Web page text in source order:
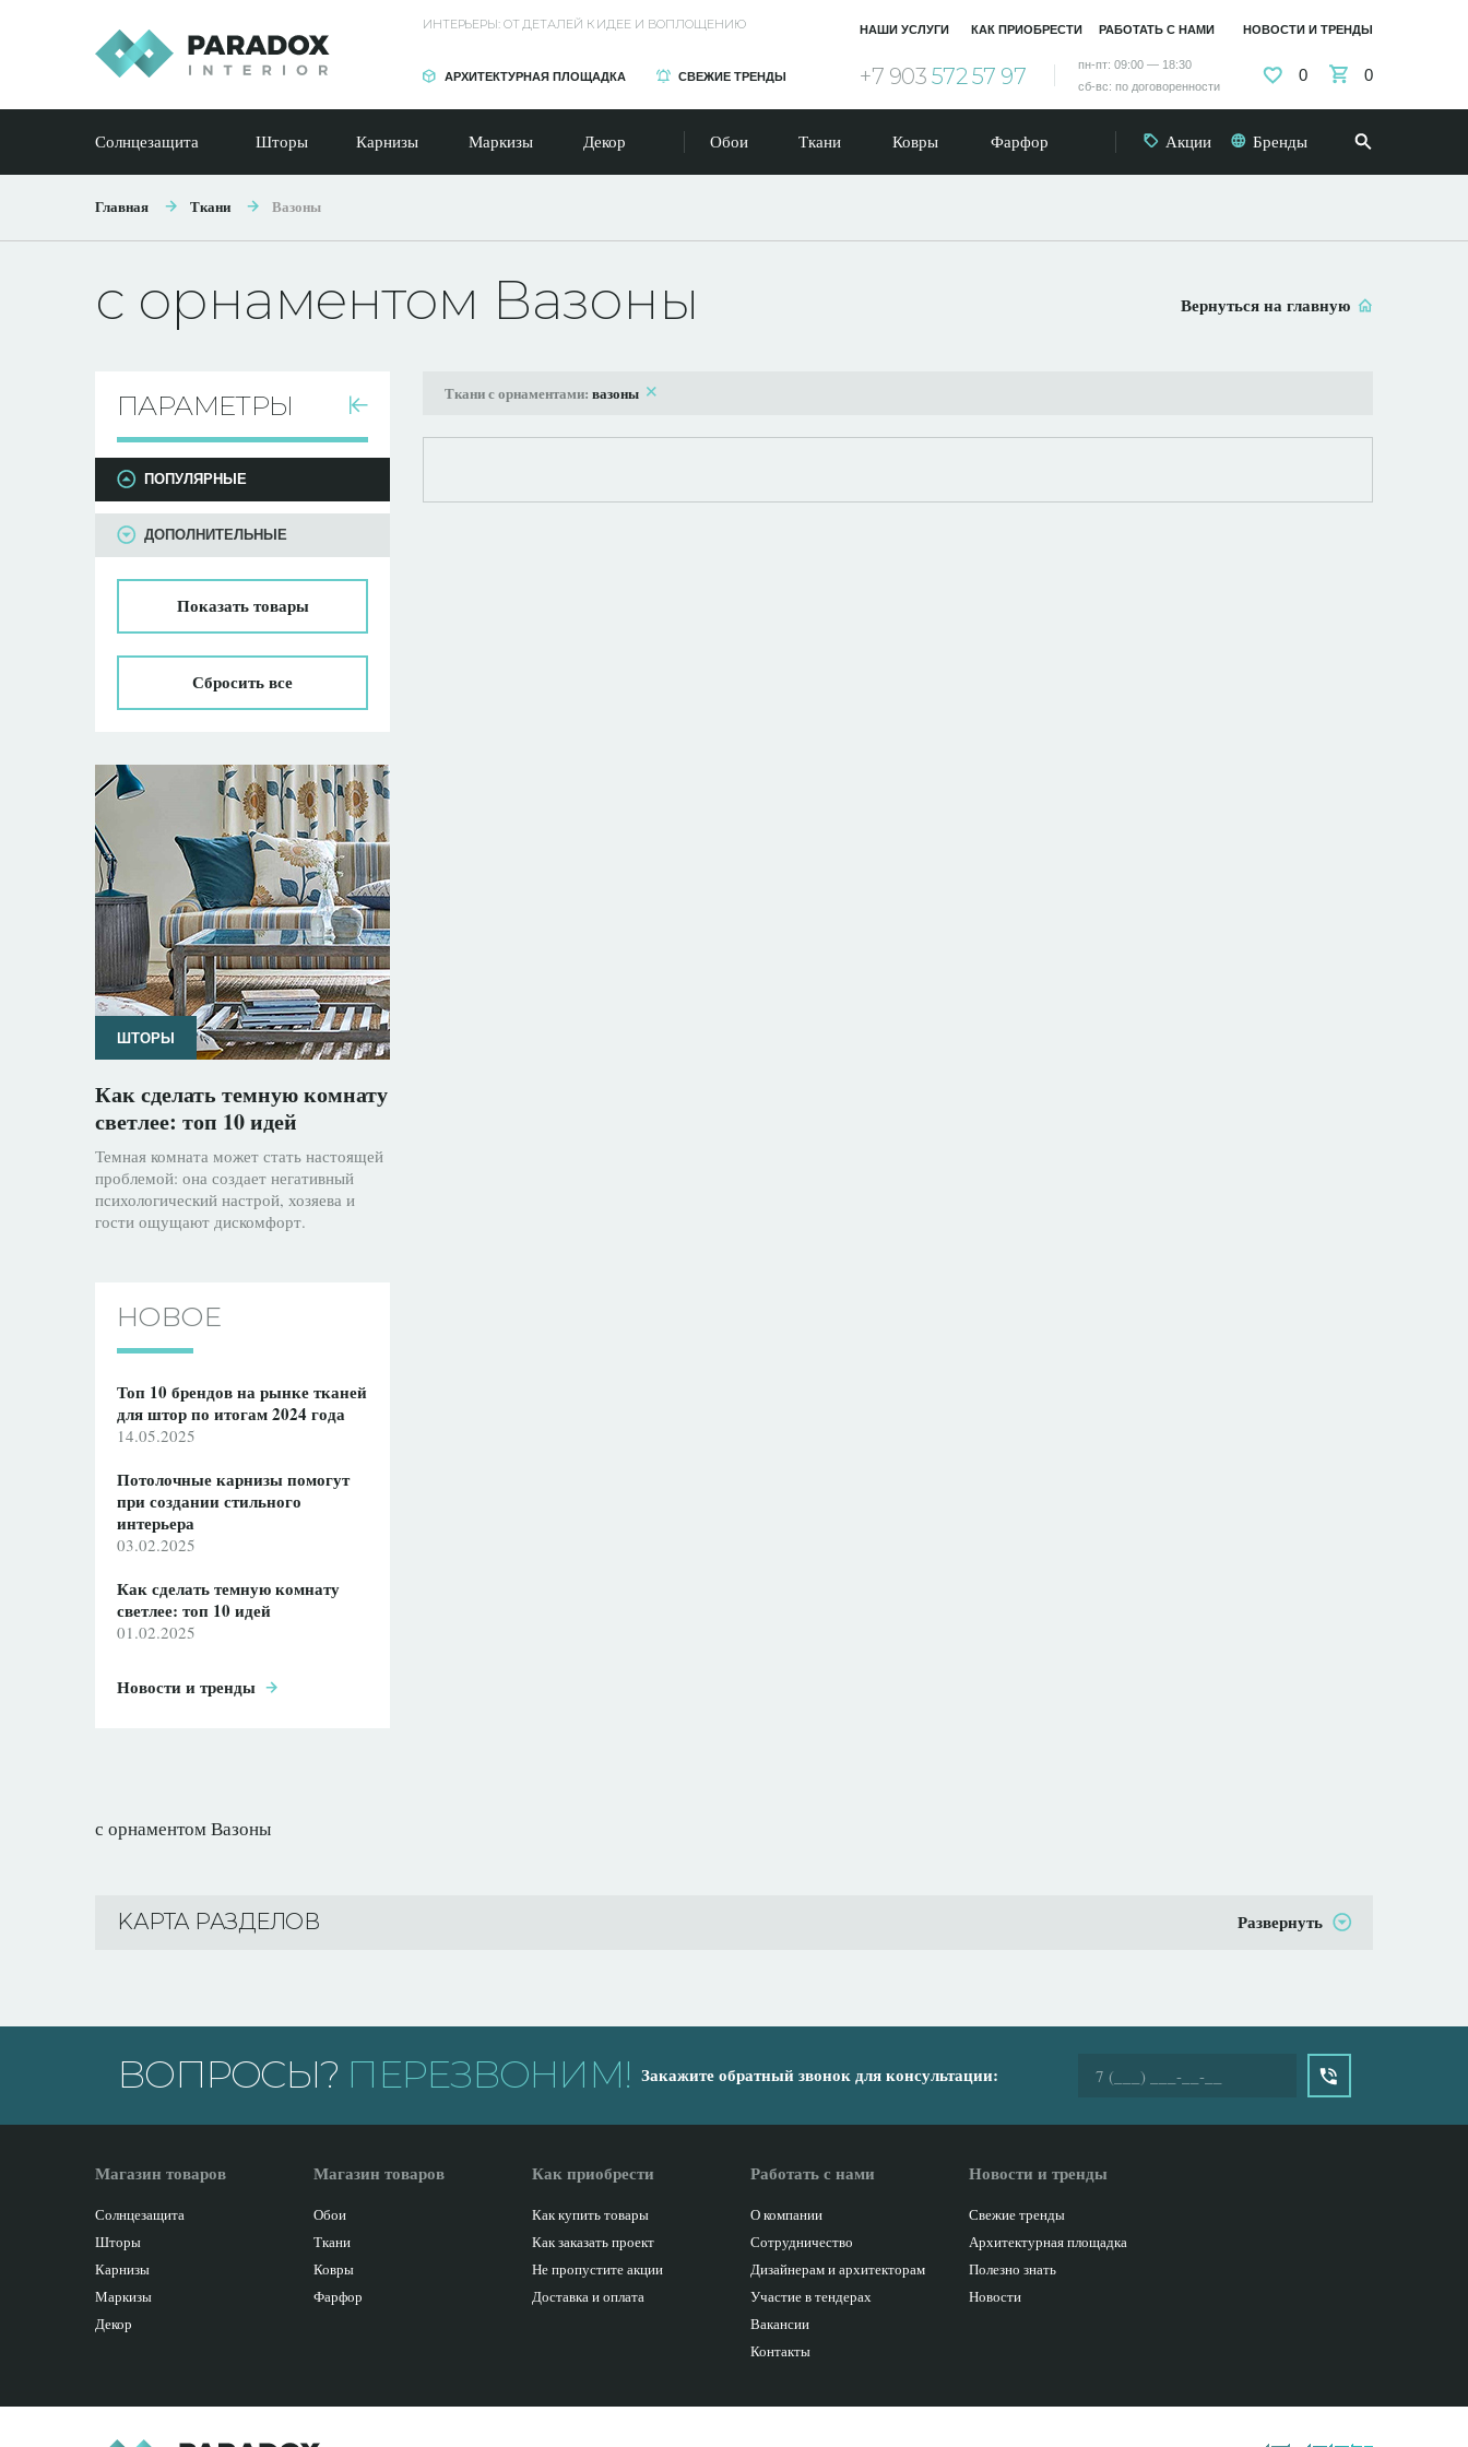
ИНТЕРЬЕРЫ: ОТ ДЕТАЛЕЙ К ИДЕЕ И ВОПЛОЩЕНИЮ
АРХИТЕКТУРНАЯ ПЛОЩАДКА СВЕЖИЕ ТРЕНДЫ +7 903 572 57 97
пн-пт: 09:00 — 18:30
сб-вс: по договоренности
НАШИ УСЛУГИ КАК ПРИОБРЕСТИ РАБОТАТЬ С НАМИ НОВОСТИ И ТРЕНДЫ
0 0
Солнцезащита Шторы Карнизы Маркизы Декор Обои Ткани Ковры Фарфор Акции Бренды
Главная Ткани Вазоны
Вернуться на главную
с орнаментом Вазоны
ПАРАМЕТРЫ
ПАРАМЕТРЫ
ПОПУЛЯРНЫЕ
ДОПОЛНИТЕЛЬНЫЕ
Показатьтовары
Сбросить все
ШТОРЫ
Как сделать темную комнату
светлее: топ 10 идей
Темная комната может стать настоящей
проблемой: она создает негативный
психологический настрой, хозяева и
гости ощущают дискомфорт.
НОВОЕ
Топ 10 брендов на рынке тканей
для штор по итогам 2024 года
14.05.2025
Потолочные карнизы помогут
при создании стильного
интерьера
03.02.2025
Как сделать темную комнату
светлее: топ 10 идей
01.02.2025
Новости и тренды
Ткани с орнаментами: вазоны
с орнаментом Вазоны
KАРТА РАЗДЕЛОВ Развернуть
ВОПРОСЫ? ПЕРЕЗВОНИМ! Закажите обратный звонок для консультации:
Магазин товаров
Солнцезащита
Шторы
Карнизы
Маркизы
Декор
Магазин товаров
Обои
Ткани
Ковры
Фарфор
Как приобрести
Как купить товары
Как заказать проект
Не пропустите акции
Доставка и оплата
Работать с нами
О компании
Сотрудничество
Дизайнерам и архитекторам
Участие в тендерах
Вакансии
Контакты
Новости и тренды
Свежие тренды
Архитектурная площадка
Полезно знать
Новости